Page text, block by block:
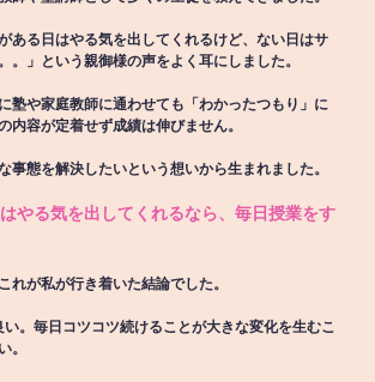
ある日はやる気を出してくれるけど、ない日はサ
。」という親御様の声をよく耳にしました。
塾や家庭教師に通わせても「わかったつもり」に
内容が定着せず成績は伸びません。
事態を解決したいという想いから生まれました。
はやる気を出してくれるなら、毎日授業をす
れが私が行き着いた結論でした。
い。毎日コツコツ続けることが大きな変化を生むこ
。